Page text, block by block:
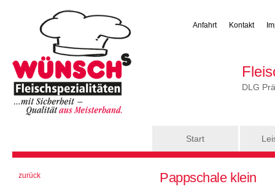
Anfahrt Kontakt
DLG
Start
zurück Pappschale klein